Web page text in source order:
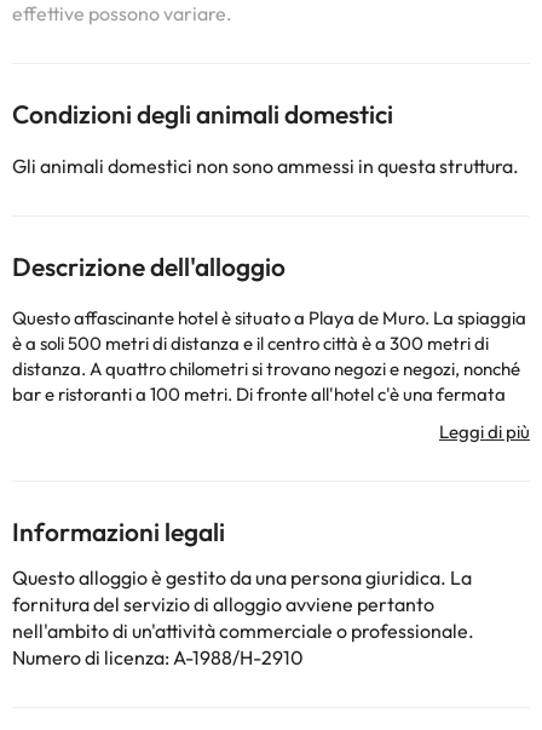
effettive possono variare.
Condizioni degli animali domestici
Gli animali domestici non sono ammessi in questa struttura.
Descrizione dell'alloggio
Questo affascinante hotel è situato a Playa de Muro. La spiaggia
è a soli 500 metri di distanza e il centro città è a 300 metri di
distanza. A quattro chilometri si trovano negozi e negozi, nonché
bar e ristoranti a 100 metri. Di fronte all'hotel c'è una fermata
dell'autobus dove è possibile utilizzare i mezzi pubblici (servizio di
autobus) per raggiungere il porto di Alcudia, a cinque chilometri
alberghiere dispongono di una reception aperta 24 ore su 24, che
offre un servizio di cambio valuta e una caffetteria. All'interno di
questi servizi è inoltre possibile trovare un bar, un ristorante, un
parco giochi per bambini e un servizio di noleggio biciclette. Le
moderne camere sono dotate di bagno, telefono con linea
diretta, TV via satellite o via cavo, angolo cottura, frigorifero,
aria condizionata e riscaldamento centralizzato, cassetta di
Informazioni legali
Questo alloggio è gestito da una persona giuridica. La
fornitura del servizio di alloggio avviene pertanto
nell'ambito di un'attività commerciale o professionale.
Numero di licenza: A-1988/H-2910